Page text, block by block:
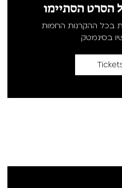
הסרט הסתיימו
בכל ההקרנות החמות
בסינמטק